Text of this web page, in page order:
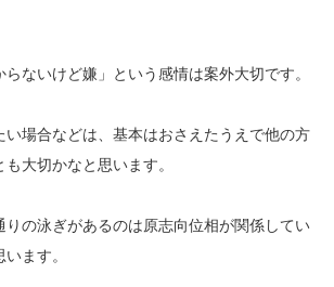
らないけど嫌」という感情は案外大切です。
い場合などは、基本はおさえたうえで他の方
大切かなと思います。
りの泳ぎがあるのは原志向位相が関係してい
ます。